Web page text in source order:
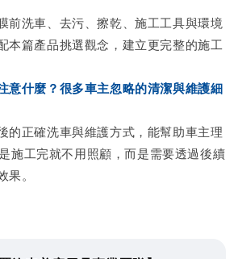
前洗車、去污、擦乾、施工工具與環境
本篇產品挑選觀念，建立更完整的施工
意什麼？很多車主忽略的清潔與維護細
的正確洗車與維護方式，能幫助車主理
施工完就不用照顧，而是需要透過後續
。